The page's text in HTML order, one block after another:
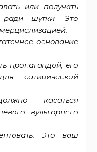
или получать
шутки. Это
основание
пропагандой, его
сатирической
касаться
вульгарного
Это ваш